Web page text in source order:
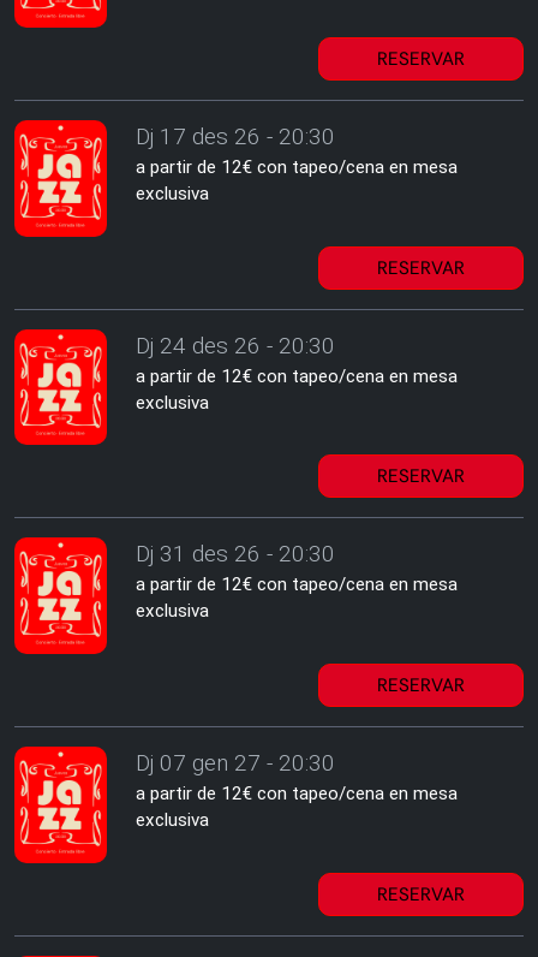
RESERVAR
Dj 17 des 26 - 20:30
a partir de 12€ con tapeo/cena en mesa
exclusiva
RESERVAR
Dj 24 des 26 - 20:30
a partir de 12€ con tapeo/cena en mesa
exclusiva
RESERVAR
Dj 31 des 26 - 20:30
a partir de 12€ con tapeo/cena en mesa
exclusiva
RESERVAR
Dj 07 gen 27 - 20:30
a partir de 12€ con tapeo/cena en mesa
exclusiva
RESERVAR